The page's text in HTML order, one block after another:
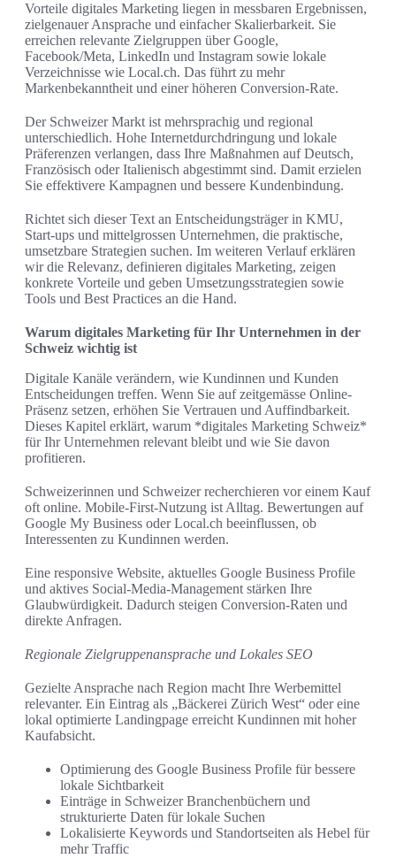
Vorteile digitales Marketing liegen in messbaren Ergebnissen,
zielgenauer Ansprache und einfacher Skalierbarkeit. Sie
erreichen relevante Zielgruppen über Google,
Facebook/Meta, LinkedIn und Instagram sowie lokale
Verzeichnisse wie Local.ch. Das führt zu mehr
Markenbekanntheit und einer höheren Conversion-Rate.
Der Schweizer Markt ist mehrsprachig und regional
unterschiedlich. Hohe Internetdurchdringung und lokale
Präferenzen verlangen, dass Ihre Maßnahmen auf Deutsch,
Französisch oder Italienisch abgestimmt sind. Damit erzielen
Sie effektivere Kampagnen und bessere Kundenbindung.
Richtet sich dieser Text an Entscheidungsträger in KMU,
Start-ups und mittelgrossen Unternehmen, die praktische,
umsetzbare Strategien suchen. Im weiteren Verlauf erklären
wir die Relevanz, definieren digitales Marketing, zeigen
konkrete Vorteile und geben Umsetzungsstrategien sowie
Tools und Best Practices an die Hand.
Warum digitales Marketing für Ihr Unternehmen in der
Schweiz wichtig ist
Digitale Kanäle verändern, wie Kundinnen und Kunden
Entscheidungen treffen. Wenn Sie auf zeitgemässe Online-
Präsenz setzen, erhöhen Sie Vertrauen und Auffindbarkeit.
Dieses Kapitel erklärt, warum *digitales Marketing Schweiz*
für Ihr Unternehmen relevant bleibt und wie Sie davon
profitieren.
Schweizerinnen und Schweizer recherchieren vor einem Kauf
oft online. Mobile-First-Nutzung ist Alltag. Bewertungen auf
Google My Business oder Local.ch beeinflussen, ob
Interessenten zu Kundinnen werden.
Eine responsive Website, aktuelles Google Business Profile
und aktives Social-Media-Management stärken Ihre
Glaubwürdigkeit. Dadurch steigen Conversion-Raten und
direkte Anfragen.
Regionale Zielgruppenansprache und Lokales SEO
Gezielte Ansprache nach Region macht Ihre Werbemittel
relevanter. Ein Eintrag als „Bäckerei Zürich West“ oder eine
lokal optimierte Landingpage erreicht Kundinnen mit hoher
Kaufabsicht.
Optimierung des Google Business Profile für bessere
lokale Sichtbarkeit
Einträge in Schweizer Branchenbüchern und
strukturierte Daten für lokale Suchen
Lokalisierte Keywords und Standortseiten als Hebel für
mehr Traffic